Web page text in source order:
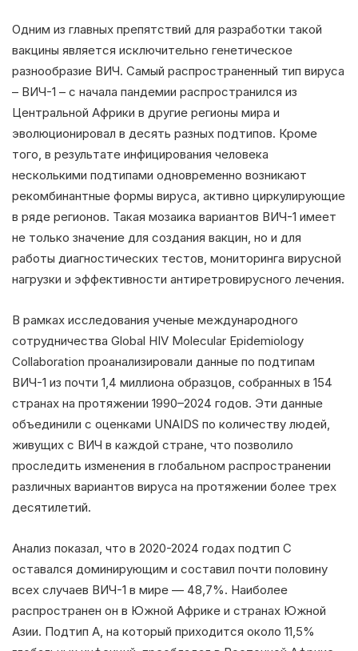
Одним из главных препятствий для разработки такой
вакцины является исключительно генетическое
разнообразие ВИЧ. Самый распространенный тип вируса
– ВИЧ-1 – с начала пандемии распространился из
Центральной Африки в другие регионы мира и
эволюционировал в десять разных подтипов. Кроме
того, в результате инфицирования человека
несколькими подтипами одновременно возникают
рекомбинантные формы вируса, активно циркулирующие
в ряде регионов. Такая мозаика вариантов ВИЧ-1 имеет
не только значение для создания вакцин, но и для
работы диагностических тестов, мониторинга вирусной
нагрузки и эффективности антиретровирусного лечения.
В рамках исследования ученые международного
сотрудничества Global HIV Molecular Epidemiology
Collaboration проанализировали данные по подтипам
ВИЧ-1 из почти 1,4 миллиона образцов, собранных в 154
странах на протяжении 1990–2024 годов. Эти данные
объединили с оценками UNAIDS по количеству людей,
живущих с ВИЧ в каждой стране, что позволило
проследить изменения в глобальном распространении
различных вариантов вируса на протяжении более трех
десятилетий.
Анализ показал, что в 2020-2024 годах подтип C
оставался доминирующим и составил почти половину
всех случаев ВИЧ-1 в мире — 48,7%. Наиболее
распространен он в Южной Африке и странах Южной
Азии. Подтип A, на который приходится около 11,5%